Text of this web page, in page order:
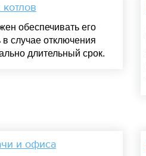
обеспечивать его
в случае отключения
длительный срок.
и офиса